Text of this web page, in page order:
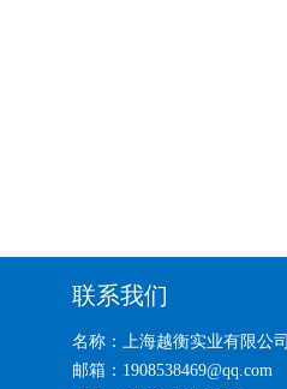
联系我们
名称：上海越衡实业有限公司
邮箱：1908538469@qq.com